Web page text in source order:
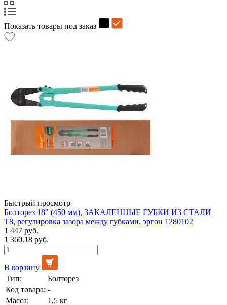
Показать товары под заказ
Быстрый просмотр
Болторез 18" (450 мм), ЗАКАЛЕННЫЕ ГУБКИ ИЗ СТАЛИ
Т8, регулировка зазора между губками, эргон 1280102
1 447 руб.
1 360.18 руб.
В корзину
Тип:
Болторез
Код товара: -
Масса:
1,5 кг